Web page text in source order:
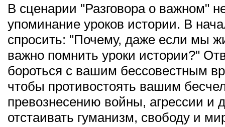
В сценарии "Разговора о важном"
упоминание уроков истории. В
спросить: "Почему, даже если мы
важно помнить уроки истории?"
бороться с вашим бессовестным
чтобы противостоять вашим
превознесению войны, агрессии и
отстаивать гуманизм, свободу и